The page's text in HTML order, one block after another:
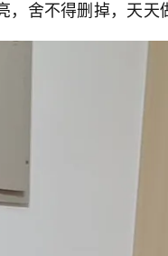
舍不得删掉，天天